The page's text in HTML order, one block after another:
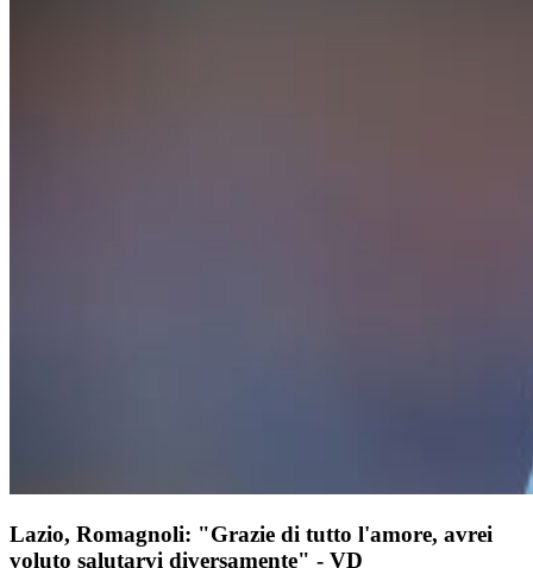
Lazio, Romagnoli: "Grazie di tutto l'amore, avrei
voluto salutarvi diversamente" - VD